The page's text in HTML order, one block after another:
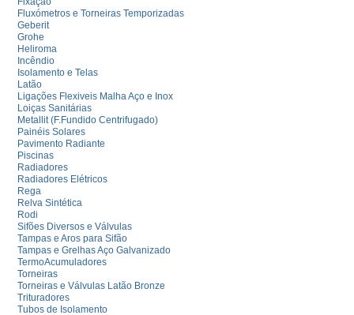
Fluxómetros e Torneiras Temporizadas
Geberit
Grohe
Heliroma
Incêndio
Isolamento e Telas
Latão
Ligações Flexiveis Malha Aço e Inox
Loiças Sanitárias
Metallit (F.Fundido Centrifugado)
Painéis Solares
Pavimento Radiante
Piscinas
Radiadores
Radiadores Elétricos
Rega
Relva Sintética
Rodi
Sifões Diversos e Válvulas
Tampas e Aros para Sifão
Tampas e Grelhas Aço Galvanizado
TermoAcumuladores
Torneiras
Torneiras e Válvulas Latão Bronze
Trituradores
Tubos de Isolamento